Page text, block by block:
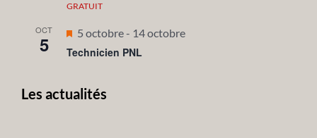
GRATUIT
OCT
5
Mis
en
5 octobre- 14 octobre
Technicien PNL
Les actualités